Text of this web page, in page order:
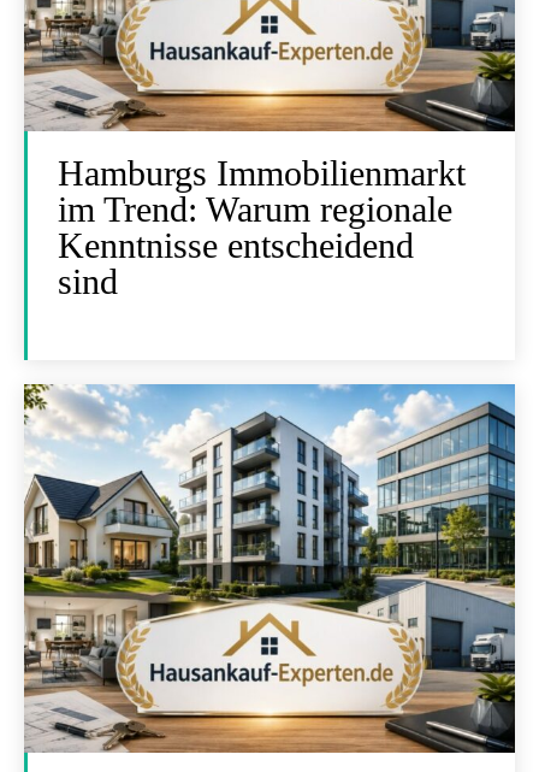
Hamburgs Immobilienmarkt
im Trend: Warum regionale
Kenntnisse entscheidend
sind